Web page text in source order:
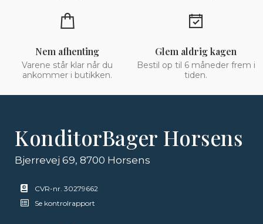
Nem afhenting
Varene står klar når du
ankommer i butikken.
Glem aldrig kagen
Bestil op til 6 måneder frem i
tiden.
KonditorBager Horsens
Bjerrevej 69, 8700 Horsens
CVR-nr. 30279662
Se kontrolrapport